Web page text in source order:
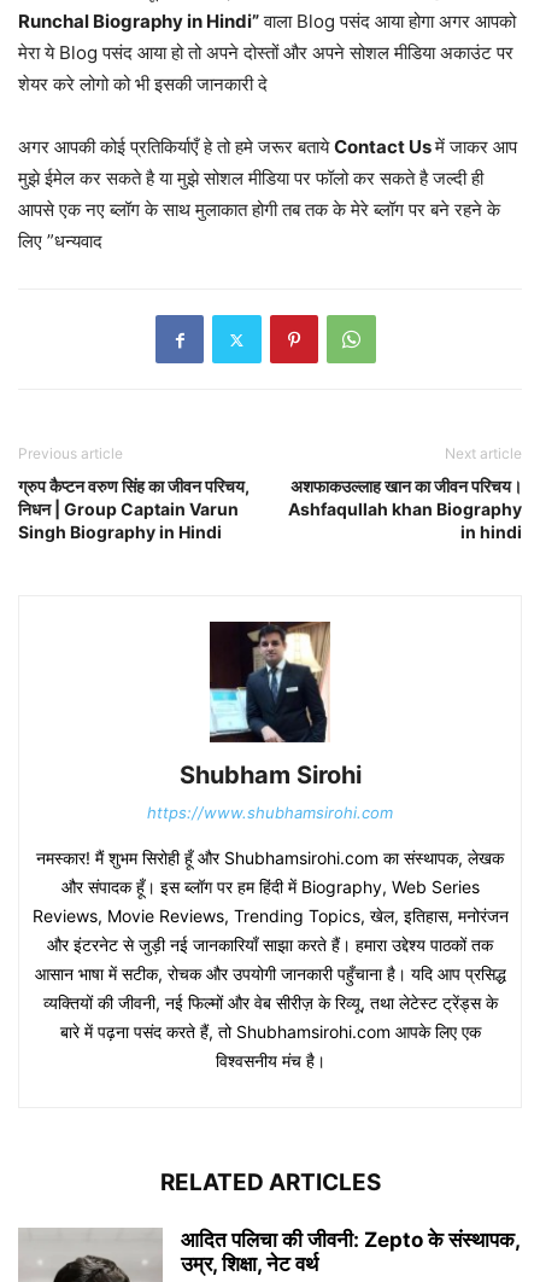
Runchal Biography in Hindi”वाला Blog पसंद आया होगा अगर आपको
मेरा ये Blog पसंद आया हो तो अपने दोस्तों और अपने सोशल मीडिया अकाउंट पर
शेयर करे लोगो को भी इसकी जानकारी दे
अगर आपकी कोई प्रतिकिर्याएँ हे तो हमे जरूर बतायेContact Usमें जाकर आप
मुझे ईमेल कर सकते है या मुझे सोशल मीडिया पर फॉलो कर सकते है जल्दी ही
आपसे एक नए ब्लॉग के साथ मुलाकात होगी तब तक के मेरे ब्लॉग पर बने रहने के
लिए ”धन्यवाद
Previous article
ग्रुप कैप्टन वरुण सिंह का जीवन परिचय,
निधन | Group Captain Varun
Singh Biography in Hindi
Next article
अशफाकउल्लाह खान का जीवन परिचय।
Ashfaqullah khan Biography
in hindi
Shubham Sirohi
https://www.shubhamsirohi.com
नमस्कार! मैं शुभम सिरोही हूँ और Shubhamsirohi.com का संस्थापक, लेखक
और संपादक हूँ। इस ब्लॉग पर हम हिंदी में Biography, Web Series
Reviews, Movie Reviews, Trending Topics, खेल, इतिहास, मनोरंजन
और इंटरनेट से जुड़ी नई जानकारियाँ साझा करते हैं। हमारा उद्देश्य पाठकों तक
आसान भाषा में सटीक, रोचक और उपयोगी जानकारी पहुँचाना है। यदि आप प्रसिद्ध
व्यक्तियों की जीवनी, नई फिल्मों और वेब सीरीज़ के रिव्यू, तथा लेटेस्ट ट्रेंड्स के
बारे में पढ़ना पसंद करते हैं, तो Shubhamsirohi.com आपके लिए एक
विश्वसनीय मंच है।
RELATED ARTICLES
आदित पलिचा की जीवनी: Zepto के संस्थापक,
उम्र, शिक्षा, नेट वर्थ